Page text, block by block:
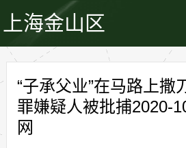
上海金山区
“子承父业”在马路上撒
罪嫌疑人被批捕2020-
网